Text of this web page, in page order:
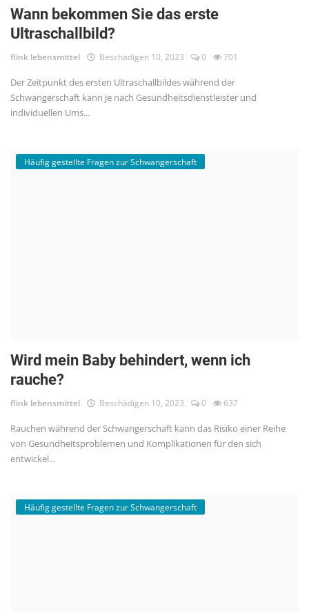
Wann bekommen Sie das erste
Ultraschallbild?
flink lebensmittel Beschädigen 10, 2023 0 701
Der Zeitpunkt des ersten Ultraschallbildes während der
Schwangerschaft kann je nach Gesundheitsdienstleister und
individuellen Ums...
Häufig gestellte Fragen zur Schwangerschaft
Wird mein Baby behindert, wenn ich
rauche?
flink lebensmittel Beschädigen 10, 2023 0 637
Rauchen während der Schwangerschaft kann das Risiko einer Reihe
von Gesundheitsproblemen und Komplikationen für den sich
entwickel...
Häufig gestellte Fragen zur Schwangerschaft